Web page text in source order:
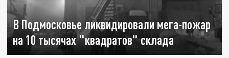
В Подмосковье ликвидировали мега-пожар
на 10 тысячах "квадратов" склада